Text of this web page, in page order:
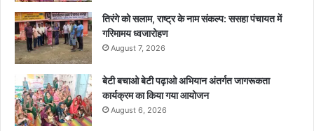
तिरंगे को सलाम, राष्ट्र के नाम संकल्प: ससहा पंचायत में
गरिमामय ध्वजारोहण
August 7, 2026
बेटी बचाओ बेटी पढ़ाओ अभियान अंतर्गत जागरूकता
कार्यक्रम का किया गया आयोजन
August 6, 2026